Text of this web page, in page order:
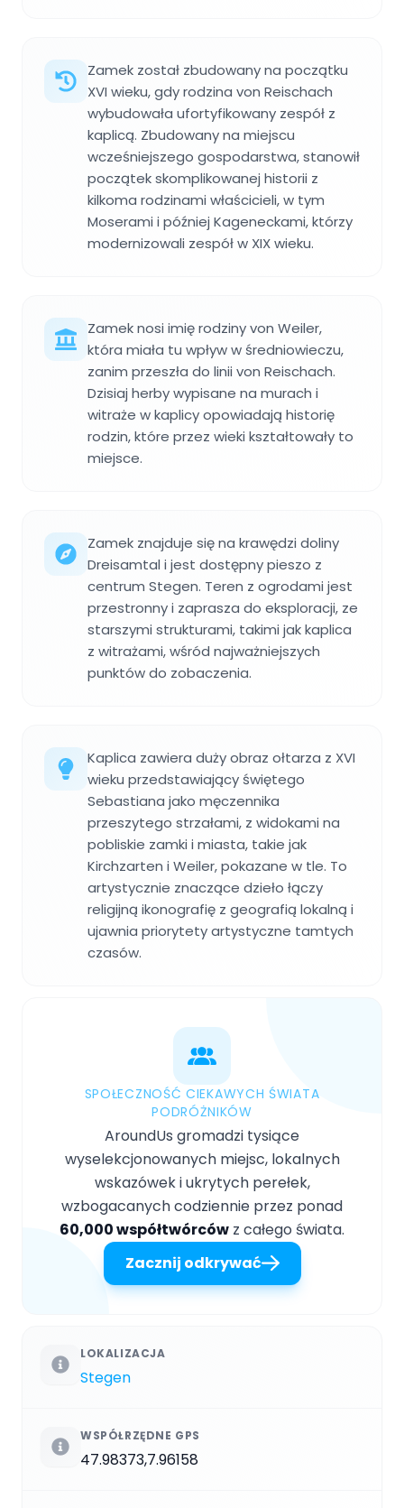
Zamek został zbudowany na początku
XVI wieku, gdy rodzina von Reischach
wybudowała ufortyfikowany zespół z
kaplicą. Zbudowany na miejscu
wcześniejszego gospodarstwa, stanowił
początek skomplikowanej historii z
kilkoma rodzinami właścicieli, w tym
Moserami i później Kageneckami, którzy
modernizowali zespół w XIX wieku.
Zamek nosi imię rodziny von Weiler,
która miała tu wpływ w średniowieczu,
zanim przeszła do linii von Reischach.
Dzisiaj herby wypisane na murach i
witraże w kaplicy opowiadają historię
rodzin, które przez wieki kształtowały to
miejsce.
Zamek znajduje się na krawędzi doliny
Dreisamtal i jest dostępny pieszo z
centrum Stegen. Teren z ogrodami jest
przestronny i zaprasza do eksploracji, ze
starszymi strukturami, takimi jak kaplica
z witrażami, wśród najważniejszych
punktów do zobaczenia.
Kaplica zawiera duży obraz ołtarza z XVI
wieku przedstawiający świętego
Sebastiana jako męczennika
przeszytego strzałami, z widokami na
pobliskie zamki i miasta, takie jak
Kirchzarten i Weiler, pokazane w tle. To
artystycznie znaczące dzieło łączy
religijną ikonografię z geografią lokalną i
ujawnia priorytety artystyczne tamtych
czasów.
SPOŁECZNOŚĆ CIEKAWYCH ŚWIATA
PODRÓŻNIKÓW
AroundUs gromadzi tysiące
wyselekcjonowanych miejsc, lokalnych
wskazówek i ukrytych perełek,
wzbogacanych codziennie przez ponad
60,000 współtwórców z całego świata.
Zacznij odkrywać
LOKALIZACJA
Stegen
WSPÓŁRZĘDNE GPS
47.98373,7.96158